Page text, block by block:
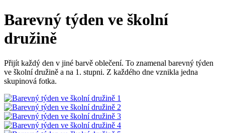
Barevný týden ve školní
družině
Přijít každý den v jiné barvě oblečení. To znamenal barevný týden
ve školní družině a na 1. stupni. Z každého dne vznikla jedna
skupinová fotka.